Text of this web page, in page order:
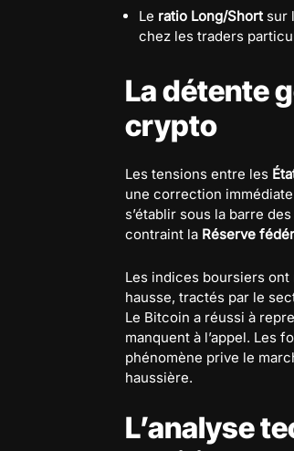
Le ratio Long/Shortsur
chez les traders
La détente
crypto
Les tensions entre les
une correction
s’établir sous la barre des
contraint la Réserve
Les indices boursiers
hausse, tractés par le
Le Bitcoin a réussi à
manquent à l’appel. Les
phénomène prive le
haussière.
L’analyse